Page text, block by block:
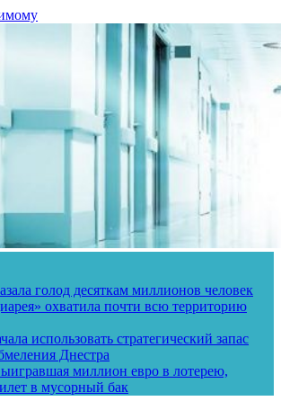
голод десяткам миллионов человек
охватила почти всю территорию
использовать стратегический запас
Днестра
миллион евро в лотерею,
в мусорный бак